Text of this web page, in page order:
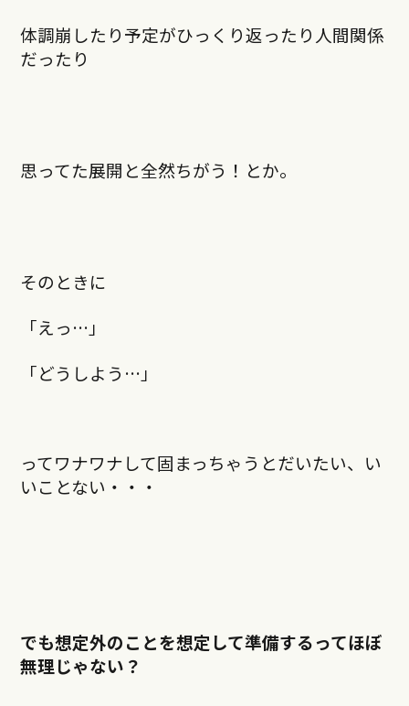
体調崩したり予定がひっくり返ったり人間関係
だったり
思ってた展開と全然ちがう！とか。
そのときに
「えっ…」
「どうしよう…」
ってワナワナして固まっちゃうとだいたい、い
いことない・・・
でも想定外のことを想定して準備するってほぼ
無理じゃない？